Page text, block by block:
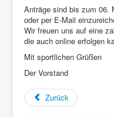
Blog
Fotos
Downloads
Dies und das
:innen und m/w/d
Anträge sind bis zum 06.
oder per E-Mail
Wir freuen uns auf eine
die auch online erfolgen
Mit sportlichen Grüßen
Der Vorstand
Zurück